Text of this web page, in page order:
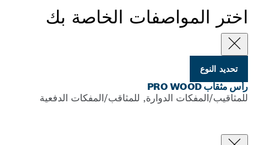
الخاصة بك
الدوارة, للمثاقب/المفكات الدفعية